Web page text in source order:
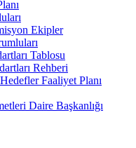
Ekipler
Tablosu
Rehberi
Faaliyet Planı
Daire Başkanlığı